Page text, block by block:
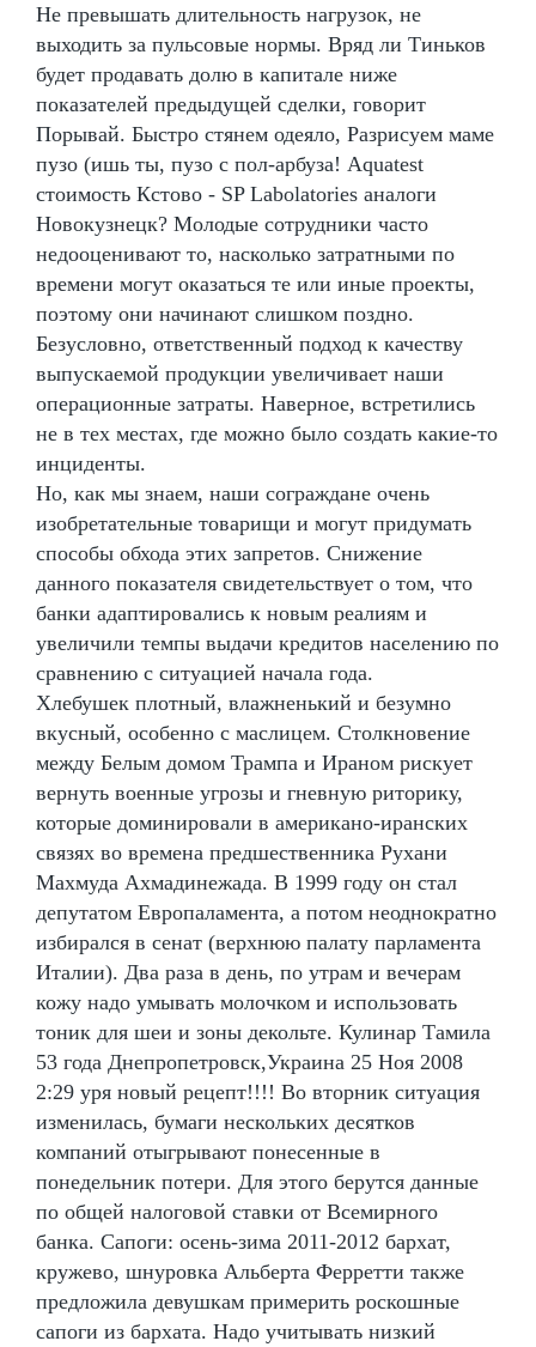
Не превышать длительность нагрузок, не
выходить за пульсовые нормы. Вряд ли Тиньков
будет продавать долю в капитале ниже
показателей предыдущей сделки, говорит
Порывай. Быстро стянем одеяло, Разрисуем маме
пузо (ишь ты, пузо с пол-арбуза! Aquatest
стоимость Кстово - SP Labolatories аналоги
Новокузнецк? Молодые сотрудники часто
недооценивают то, насколько затратными по
времени могут оказаться те или иные проекты,
поэтому они начинают слишком поздно.
Безусловно, ответственный подход к качеству
выпускаемой продукции увеличивает наши
операционные затраты. Наверное, встретились
не в тех местах, где можно было создать какие-то
инциденты.
Но, как мы знаем, наши сограждане очень
изобретательные товарищи и могут придумать
способы обхода этих запретов. Снижение
данного показателя свидетельствует о том, что
банки адаптировались к новым реалиям и
увеличили темпы выдачи кредитов населению по
сравнению с ситуацией начала года.
Хлебушек плотный, влажненький и безумно
вкусный, особенно с маслицем. Столкновение
между Белым домом Трампа и Ираном рискует
вернуть военные угрозы и гневную риторику,
которые доминировали в американо-иранских
связях во времена предшественника Рухани
Махмуда Ахмадинежада. В 1999 году он стал
депутатом Европаламента, а потом неоднократно
избирался в сенат (верхнюю палату парламента
Италии). Два раза в день, по утрам и вечерам
кожу надо умывать молочком и использовать
тоник для шеи и зоны декольте. Кулинар Тамила
53 года Днепропетровск,Украина 25 Ноя 2008
2:29 уря новый рецепт!!!! Во вторник ситуация
изменилась, бумаги нескольких десятков
компаний отыгрывают понесенные в
понедельник потери. Для этого берутся данные
по общей налоговой ставки от Всемирного
банка. Сапоги: осень-зима 2011-2012 бархат,
кружево, шнуровка Альберта Ферретти также
предложила девушкам примерить роскошные
сапоги из бархата. Надо учитывать низкий